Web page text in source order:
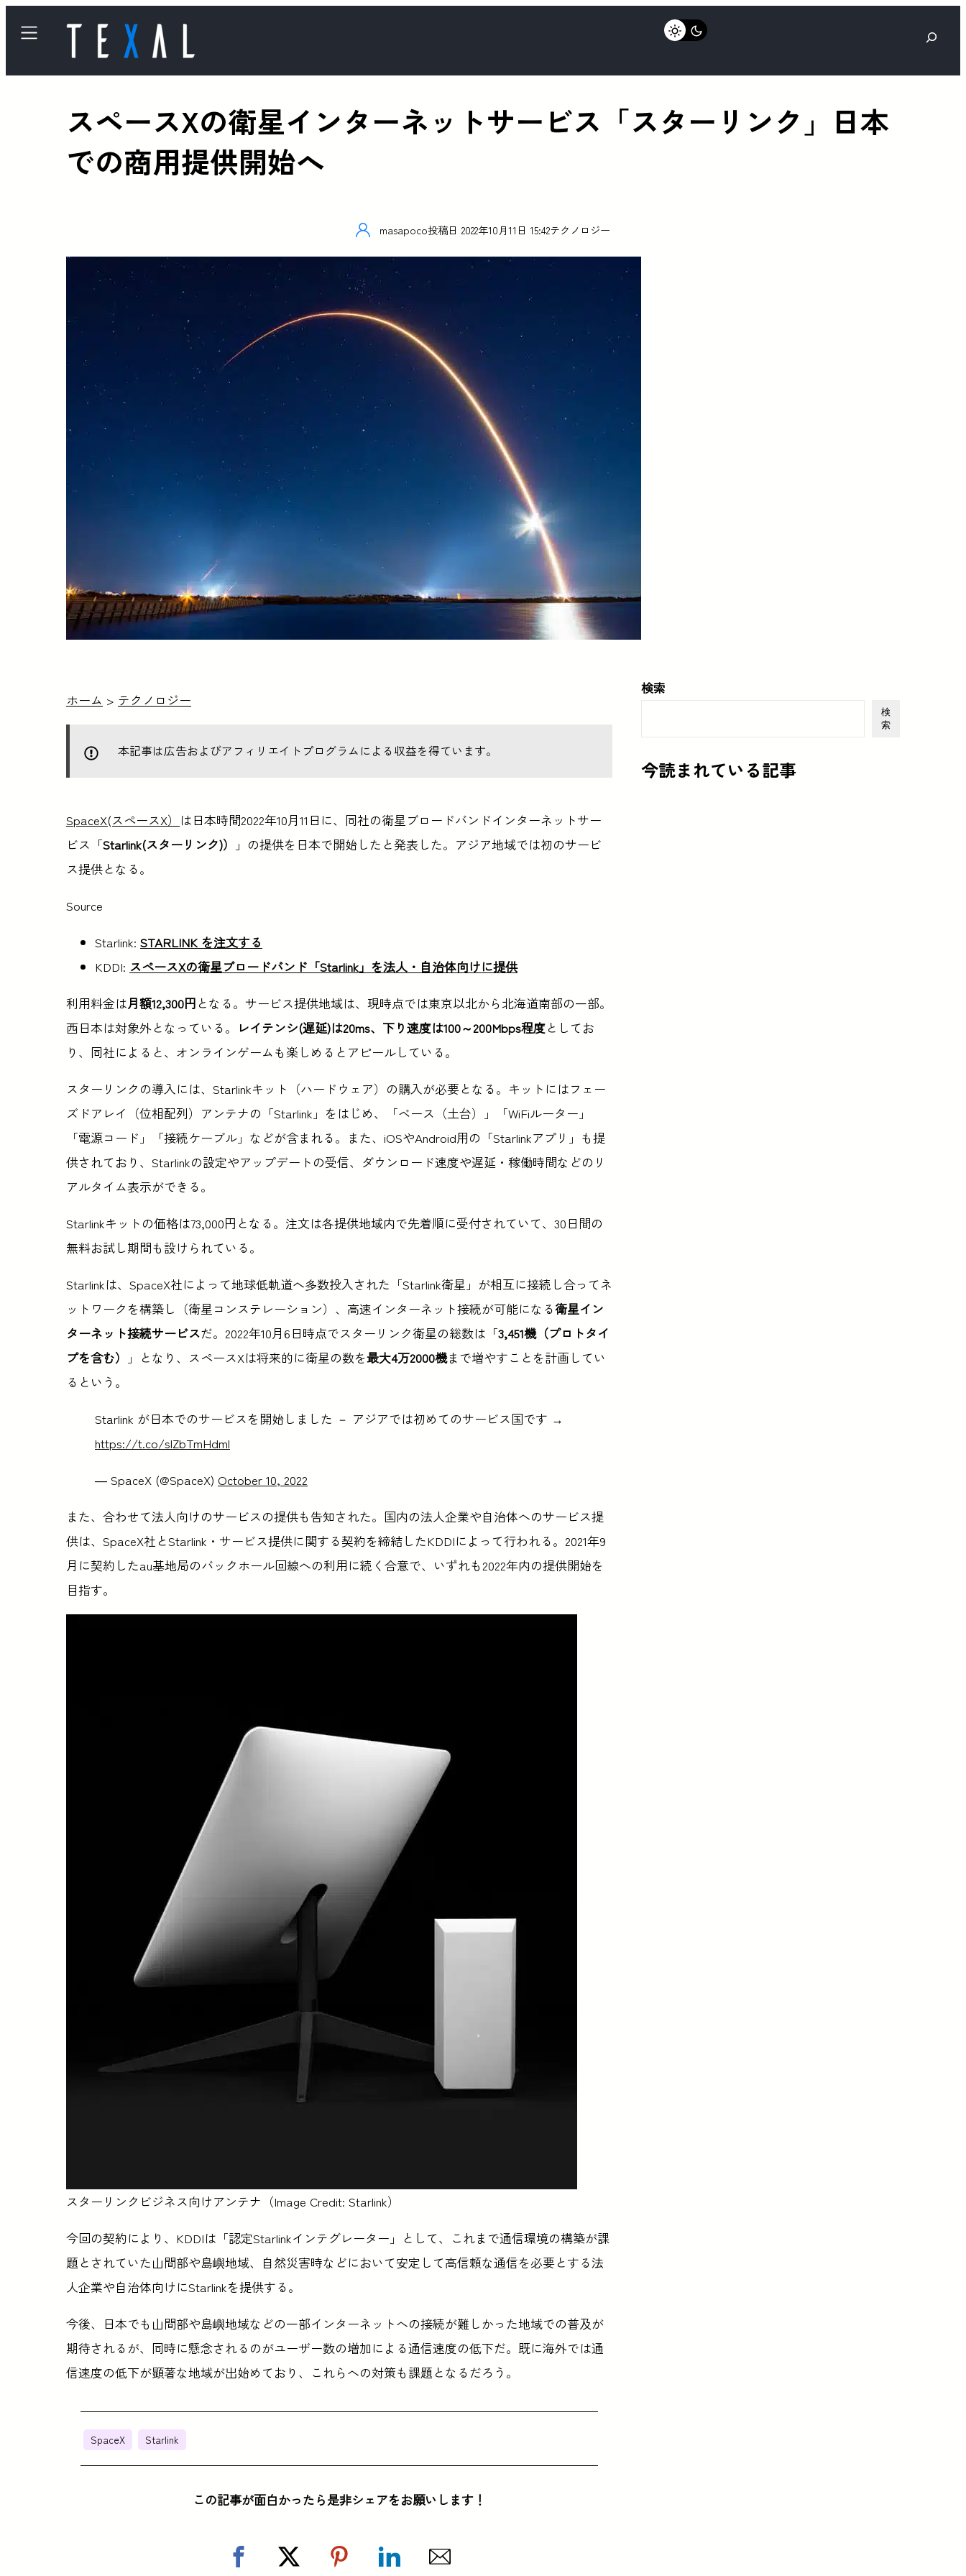
検
スペースXの衛星インターネットサービス「スターリンク」日本
での商用提供開始へ
masapoco投稿日 2022年10月11日 15:42テクノロジー
ホーム > テクノロジー
本記事は広告およびアフィリエイトプログラムによる収益を得ています。
SpaceX(スペースX） は日本時間2022年10月11日に、同社の衛星ブロードバンドインターネットサー
ビス「Starlink(スターリンク)）
」の提供を日本で開始したと発表した。アジア地域では初のサービ
ス提供となる。
Source
Starlink: STARLINK を注文する
KDDI: スペースXの衛星ブロードバンド「Starlink」を法人・自治体向けに提供
利用料金は月額12,300円 となる。サービス提供地域は、現時点では東京以北から北海道南部の一部。
西日本は対象外となっている。 レイテンシ(遅延)は20ms、下り速度は100～200Mbps程度としてお
り、同社によると、オンラインゲームも楽しめるとアピールしている。
スターリンクの導入には、Starlinkキット（ハードウェア）の購入が必要となる。キットにはフェー
ズドアレイ（位相配列）アンテナの「Starlink」をはじめ、「ベース（土台）」「WiFiルーター」
「電源コード」「接続ケーブル」などが含まれる。また、iOSやAndroid用の「Starlinkアプリ」も提
供されており、Starlinkの設定やアップデートの受信、ダウンロード速度や遅延・稼働時間などのリ
アルタイム表示ができる。
Starlinkキットの価格は73,000円となる。注文は各提供地域内で先着順に受付されていて、30日間の
無料お試し期間も設けられている。
Starlinkは、SpaceX社によって地球低軌道へ多数投入された「Starlink衛星」が相互に接続し合ってネ
ットワークを構築し（衛星コンステレーション）、高速インターネット接続が可能になる衛星イン
ターネット接続サービスだ。2022年10月6日時点でスターリンク衛星の総数は「3,451機（プロトタイ
プを含む）
」となり、スペースXは将来的に衛星の数を最大4万2000機まで増やすことを計画してい
るという。
Starlink が日本でのサービスを開始しました － アジアでは初めてのサービス国です →
https://t.co/slZbTmHdml
— SpaceX (@SpaceX) October 10, 2022
また、合わせて法人向けのサービスの提供も告知された。国内の法人企業や自治体へのサービス提
供は、SpaceX社とStarlink・サービス提供に関する契約を締結したKDDIによって行われる。2021年9
月に契約したau基地局のバックホール回線への利用に続く合意で、いずれも2022年内の提供開始を
目指す。
スターリンクビジネス向けアンテナ（Image Credit: Starlink）
今回の契約により、KDDIは「認定Starlinkインテグレーター」として、これまで通信環境の構築が課
題とされていた山間部や島嶼地域、自然災害時などにおいて安定して高信頼な通信を必要とする法
人企業や自治体向けにStarlinkを提供する。
今後、日本でも山間部や島嶼地域などの一部インターネットへの接続が難しかった地域での普及が
期待されるが、同時に懸念されるのがユーザー数の増加による通信速度の低下だ。既に海外では通
信速度の低下が顕著な地域が出始めており、これらへの対策も課題となるだろう。
SpaceX Starlink
この記事が面白かったら是非シェアをお願いします！
検索
検
索
今読まれている記事